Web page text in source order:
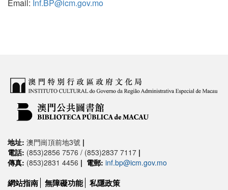
Email: Inf.BP@icm.gov.mo
地址: 澳門崗頂前地3號 |
電話: (853)2856 7576 / (853)2837 7117 |
傳真: (853)2831 4456 | 電郵: inf.bp@icm.gov.mo
網站指南 無障礙功能 私隱政策